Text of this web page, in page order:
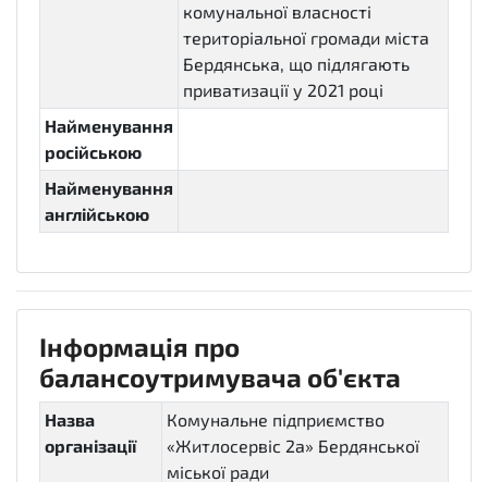
комунальної власності
територіальної громади міста
Бердянська, що підлягають
приватизації у 2021 році
Найменування
російською
Найменування
англійською
Інформація про
балансоутримувача об'єкта
Назва
організації
Комунальне підприємство
«Житлосервіс 2а» Бердянської
міської ради